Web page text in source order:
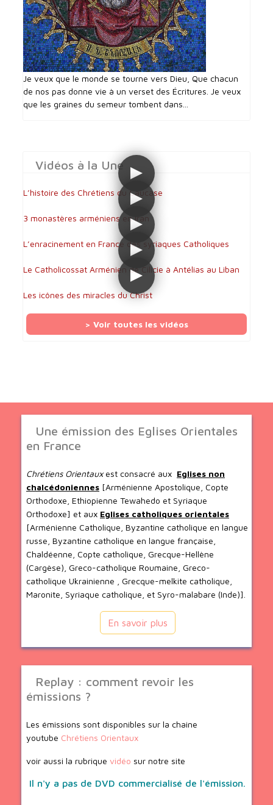
Je veux que le monde se tourne vers Dieu, Que chacun
de nos pas donne vie à un verset des Écritures. Je veux
que les graines du semeur tombent dans...
Vidéos à la Une
L’histoire des Chrétiens du Caucase
3 monastères arméniens en Iran
L’enracinement en France des syriaques Catholiques
Le Catholicossat Arménien de Cilicie à Antélias au Liban
Les icônes des miracles du Christ
> Voir toutes les vidéos
Une émission des Eglises Orientales
en France
Chrétiens Orientauxest consacré aux Eglises non
chalcédoniennes [Arménienne Apostolique, Copte
Orthodoxe, Ethiopienne Tewahedo et Syriaque
Orthodoxe] et aux Eglises catholiques orientales
[Arménienne Catholique, Byzantine catholique en langue
russe, Byzantine catholique en langue française,
Chaldéenne, Copte catholique, Grecque-Hellène
(Cargèse), Greco-catholique Roumaine, Greco-
catholique Ukrainienne , Grecque-melkite catholique,
Maronite, Syriaque catholique, et Syro-malabare (Inde)].
En savoir plus
Replay : comment revoir les
émissions ?
Les émissions sont disponibles sur la chaine
youtube Chrétiens Orientaux
voir aussi la rubrique vidéo sur notre site
Il n'y a pas de DVD commercialisé de l'émission.